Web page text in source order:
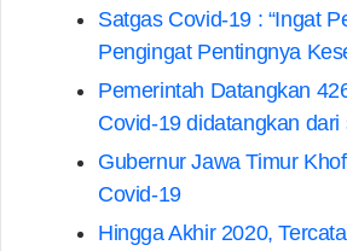
Satgas Covid-19 : “Ingat
Pengingat Pentingnya
Pemerintah Datangkan
Covid-19 didatangkan
Gubernur Jawa Timur
Covid-19
Hingga Akhir 2020,